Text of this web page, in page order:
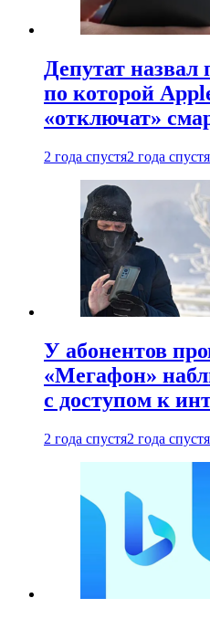
Депутат назвал
по которой
«отключат»
2 года спустя2 года спустя
У абонентов
«Мегафон»
с доступом к
2 года спустя2 года спустя